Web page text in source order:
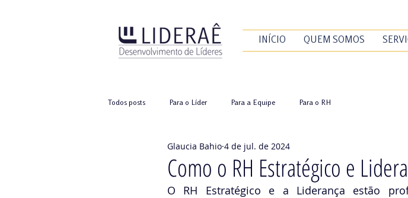
INÍCIO QUEM SOMOS
Todos posts Para o Líder Para a Equipe Para o RH
Como o RH Estratégico e
Glaucia Bahio 4 de jul. de 2024
O RH Estratégico e a Liderança estão